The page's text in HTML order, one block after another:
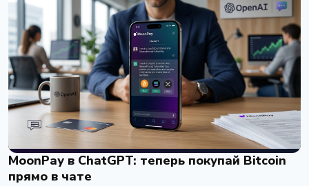
MoonPay в ChatGPT: теперь покупай Bitcoin
прямо в чате